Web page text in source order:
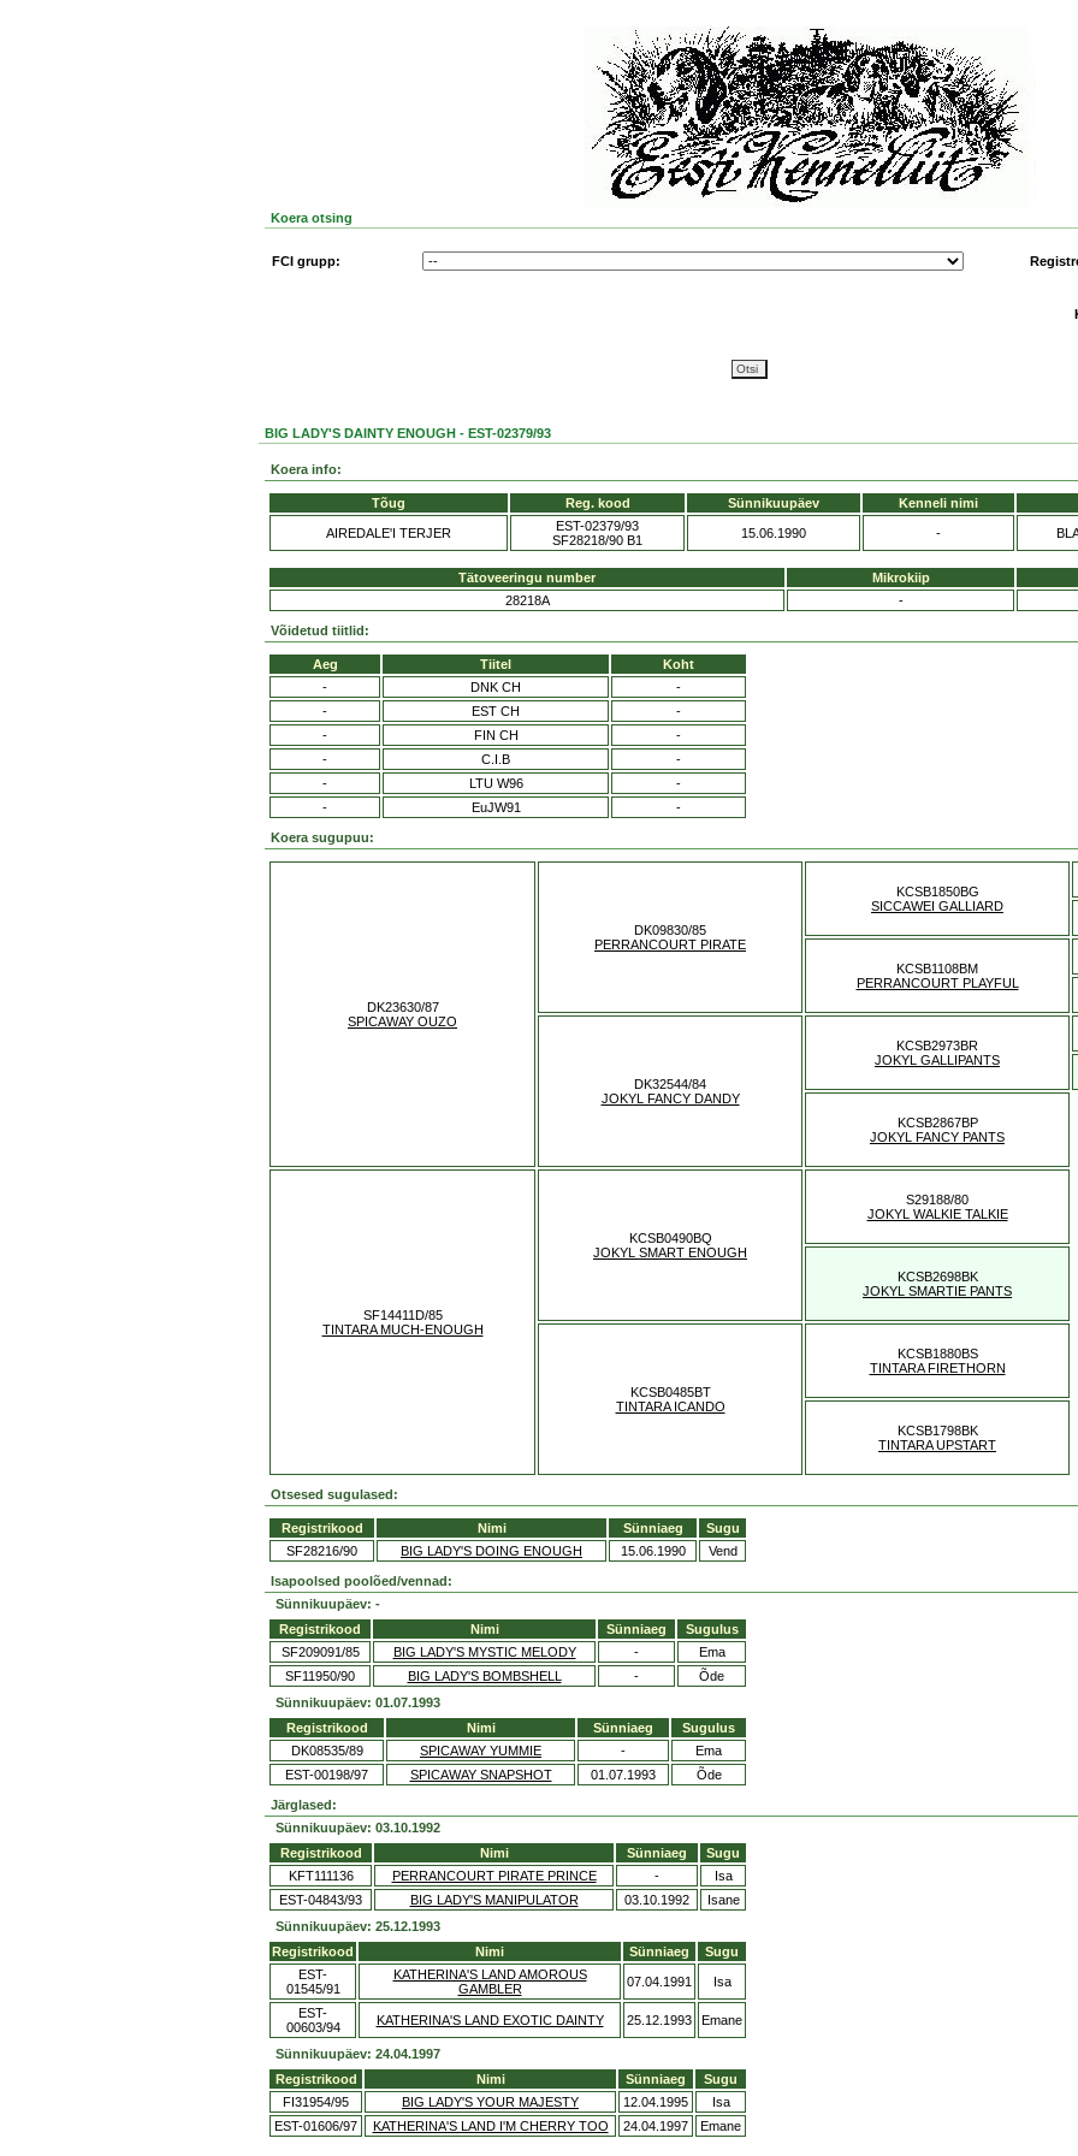
Koera otsing
FCI grupp:
BIG LADY'S DAINTY ENOUGH - EST-02379/93
Koera info:
Tõug Reg. kood Sünnikuupäev Kenneli nimi
AIREDALE'I TERJER
EST-02379/93
SF28218/90 B1
15.06.1990 -
Tätoveeringu number Mikrokiip
28218A
-
Võidetud tiitlid:
Aeg Tiitel
Koht
-
DNK CH
-
-
EST CH
-
-
FIN CH
-
-
C.I.B
-
-
LTU W96
-
-
EuJW91 -
Koera sugupuu:
DK23630/87
SPICAWAY OUZO
DK09830/85
PERRANCOURT PIRATE
KCSB1850BG
SICCAWEI GALLIARD
KCSB1108BM
PERRANCOURT PLAYFUL
DK32544/84
JOKYL FANCY DANDY
KCSB2973BR
JOKYL GALLIPANTS
KCSB2867BP
JOKYL FANCY PANTS
SF14411D/85
TINTARA MUCH-ENOUGH
KCSB0490BQ
JOKYL SMART ENOUGH
S29188/80
JOKYL WALKIE TALKIE
KCSB2698BK
JOKYL SMARTIE PANTS
KCSB0485BT
TINTARA ICANDO
KCSB1880BS
TINTARA FIRETHORN
KCSB1798BK
TINTARA UPSTART
Otsesed sugulased:
Registrikood Nimi Sünniaeg
Sugu
SF28216/90
BIG LADY'S DOING ENOUGH 15.06.1990 Vend
Isapoolsed poolõed/vennad:
Sünnikuupäev: -
Registrikood
Nimi Sünniaeg
Sugulus
SF209091/85
BIG LADY'S MYSTIC MELODY -
Ema
SF11950/90
BIG LADY'S BOMBSHELL -
Õde
Sünnikuupäev: 01.07.1993
Registrikood
Nimi Sünniaeg
Sugulus
DK08535/89
SPICAWAY YUMMIE -
Ema
EST-00198/97
SPICAWAY SNAPSHOT 01.07.1993 Õde
Järglased:
Sünnikuupäev: 03.10.1992
Registrikood
Nimi Sünniaeg
Sugu
KFT111136
PERRANCOURT PIRATE PRINCE -
Isa
EST-04843/93
BIG LADY'S MANIPULATOR 03.10.1992
Isane
Sünnikuupäev: 25.12.1993
Registrikood
Nimi Sünniaeg
Sugu
EST-
01545/91
KATHERINA'S LAND AMOROUS
GAMBLER
07.04.1991 Isa
EST-
00603/94
KATHERINA'S LAND EXOTIC DAINTY 25.12.1993 Emane
Sünnikuupäev: 24.04.1997
Registrikood
Nimi Sünniaeg
Sugu
FI31954/95
BIG LADY'S YOUR MAJESTY 12.04.1995
Isa
EST-01606/97
KATHERINA'S LAND I'M CHERRY TOO 24.04.1997 Emane